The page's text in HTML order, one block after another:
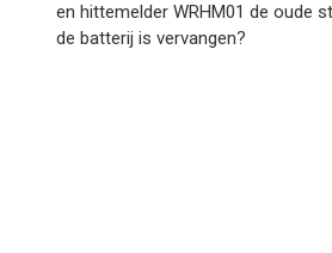
en hittemelder WRHM01 de oude
de batterij is vervangen?